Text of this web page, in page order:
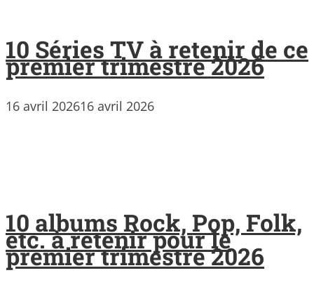
10 Séries TV à retenir de ce
premier trimestre 2026
16 avril 202616 avril 2026
10 albums Rock, Pop, Folk,
etc. à retenir pour le
premier trimestre 2026